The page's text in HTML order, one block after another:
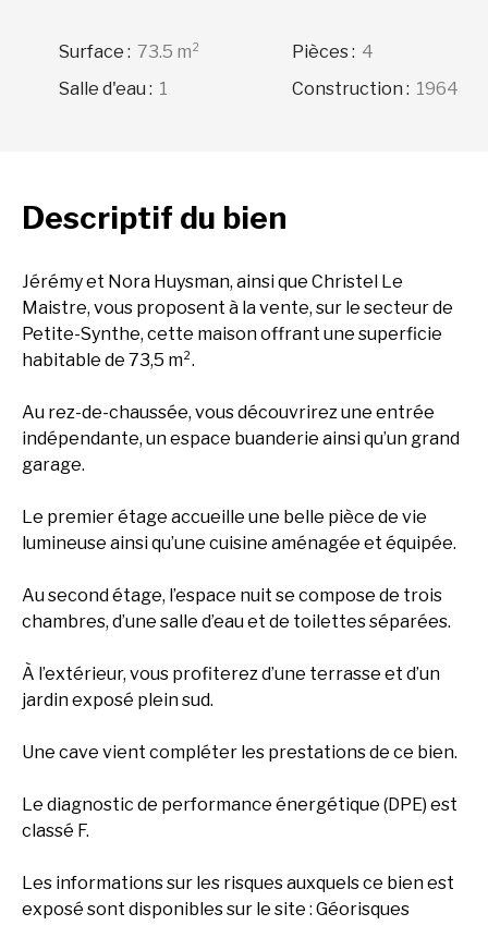
Surface : 73.5 m² Pièces: 4
Salle d'eau : 1 Construction : 1964
Descriptif du bien
Jérémy et Nora Huysman, ainsi que Christel Le
Maistre, vous proposent à la vente, sur le secteur de
Petite-Synthe, cette maison offrant une superficie
habitable de 73,5 m².
Au rez-de-chaussée, vous découvrirez une entrée
indépendante, un espace buanderie ainsi qu’un grand
garage.
Le premier étage accueille une belle pièce de vie
lumineuse ainsi qu’une cuisine aménagée et équipée.
Au second étage, l’espace nuit se compose de trois
chambres, d’une salle d’eau et de toilettes séparées.
À l’extérieur, vous profiterez d’une terrasse et d’un
jardin exposé plein sud.
Une cave vient compléter les prestations de ce bien.
Le diagnostic de performance énergétique (DPE) est
classé F.
Les informations sur les risques auxquels ce bien est
exposé sont disponibles sur le site : Géorisques